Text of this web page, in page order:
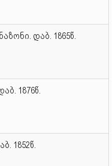
დაბ. 1865წ.
1876წ.
1852წ.